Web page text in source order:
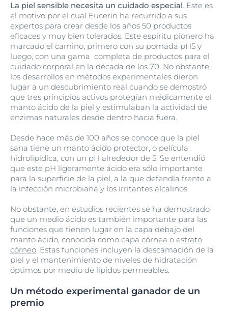
La piel sensible necesita un cuidado especial. Este es
el motivo por el cual Eucerin ha recurrido a sus
expertos para crear desde los años 50 productos
eficaces y muy bien tolerados. Este espíritu pionero ha
marcado el camino, primero con su pomada pH5 y
luego, con una gama completa de productos para el
cuidado corporal en la década de los 70. No obstante,
los desarrollos en métodos experimentales dieron
lugar a un descubrimiento real cuando se demostró
que tres principios activos protegían médicamente el
manto ácido de la piel y estimulaban la actividad de
enzimas naturales desde dentro hacia fuera.
Desde hace más de 100 años se conoce que la piel
sana tiene un manto ácido protector, o película
hidrolipídica, con un pH alrededor de 5. Se entendió
que este pH ligeramente ácido era sólo importante
para la superficie de la piel, a la que defendía frente a
la infección microbiana y los irritantes alcalinos.
No obstante, en estudios recientes se ha demostrado
que un medio ácido es también importante para las
funciones que tienen lugar en la capa debajo del
manto ácido, conocida como capa córnea o estrato
córneo. Estas funciones incluyen la descamación de la
piel y el mantenimiento de niveles de hidratación
óptimos por medio de lípidos permeables.
Un método experimental ganador de un
premio